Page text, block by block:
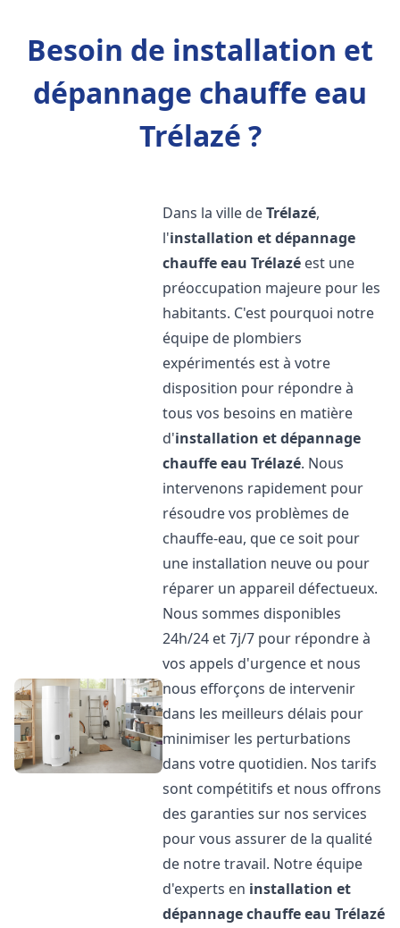
Besoin de installation et
dépannage chauffe eau
Trélazé ?
Dans la ville deTrélazé,
l'installation et dépannage
chauffe eau Trélazé est une
préoccupation majeure pour les
habitants. C'est pourquoi notre
équipe de plombiers
expérimentés est à votre
disposition pour répondre à
tous vos besoins en matière
d'installation et dépannage
chauffe eau Trélazé. Nous
intervenons rapidement pour
résoudre vos problèmes de
chauffe-eau, que ce soit pour
une installation neuve ou pour
réparer un appareil défectueux.
Nous sommes disponibles
24h/24 et 7j/7 pour répondre à
vos appels d'urgence et nous
nous efforçons de intervenir
dans les meilleurs délais pour
minimiser les perturbations
dans votre quotidien. Nos tarifs
sont compétitifs et nous offrons
des garanties sur nos services
pour vous assurer de la qualité
de notre travail. Notre équipe
d'experts en installation et
dépannage chauffe eau Trélazé